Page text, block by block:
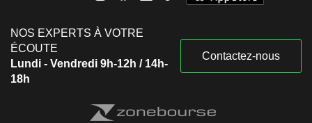
NOS EXPERTS À VOTRE
ÉCOUTE
Lundi - Vendredi 9h-12h / 14h-
18h
Contactez-nous